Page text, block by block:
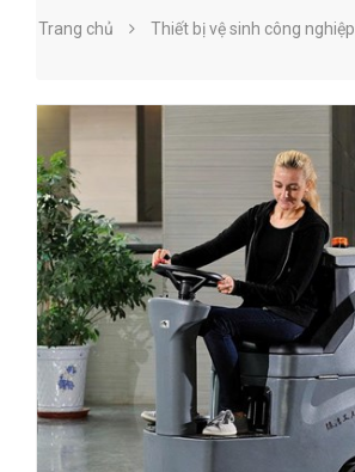
Trang chủ Thiết bị vệ sinh công nghiệp